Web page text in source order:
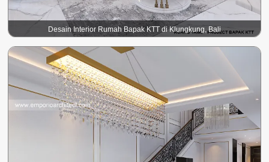
Desain Interior Rumah Bapak KTT di Klungkung, Bali